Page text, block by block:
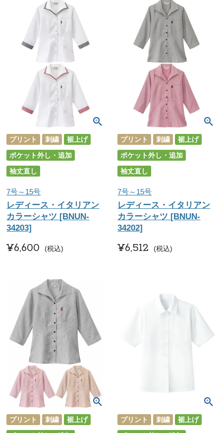
プリント 刺繍
裾上げ
ポケット外し・追加
袖丈直し
7号～15号
レディース・イタリアン
カラーシャツ [BNUN-
34203]
¥6,600 税込
プリント 刺繍
裾上げ
ポケット外し・追加
袖丈直し
7号～15号
レディース・イタリアン
カラーシャツ [BNUN-
34202]
¥6,512 税込
プリント 刺繍
裾上げ
プリント 刺繍
裾上げ